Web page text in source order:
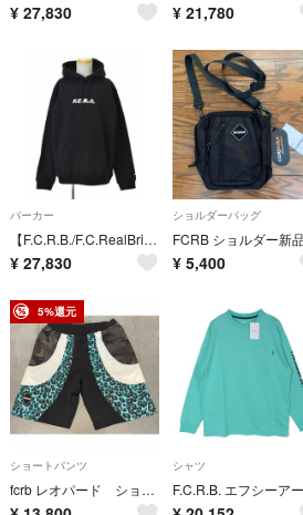
¥ 27,830 ¥ 21,780
パーカー
【F.C.R.B./F.C.RealBristol】FCRB-260135 5-STAR PULLOVER SWEAT HOODIEスウェットパーカー
¥ 27,830
ショルダーバッグ
¥ 5,400
5%還元
ショートパンツ
fcrb レオパード ショートパンツ
シャツ